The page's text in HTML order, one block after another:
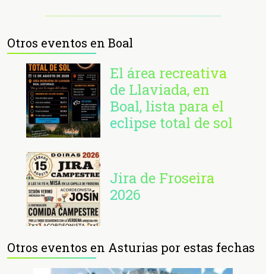
Otros eventos en Boal
El área recreativa
de Llaviada, en
Boal, lista para el
eclipse total de sol
Jira de Froseira
2026
Otros eventos en Asturias por estas fechas